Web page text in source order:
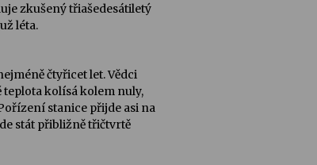
zkušený třiašedesátiletý
léta.
čtyřicet let. Vědci
kolísá kolem nuly,
stanice přijde asi na
stát přibližně třičtvrtě